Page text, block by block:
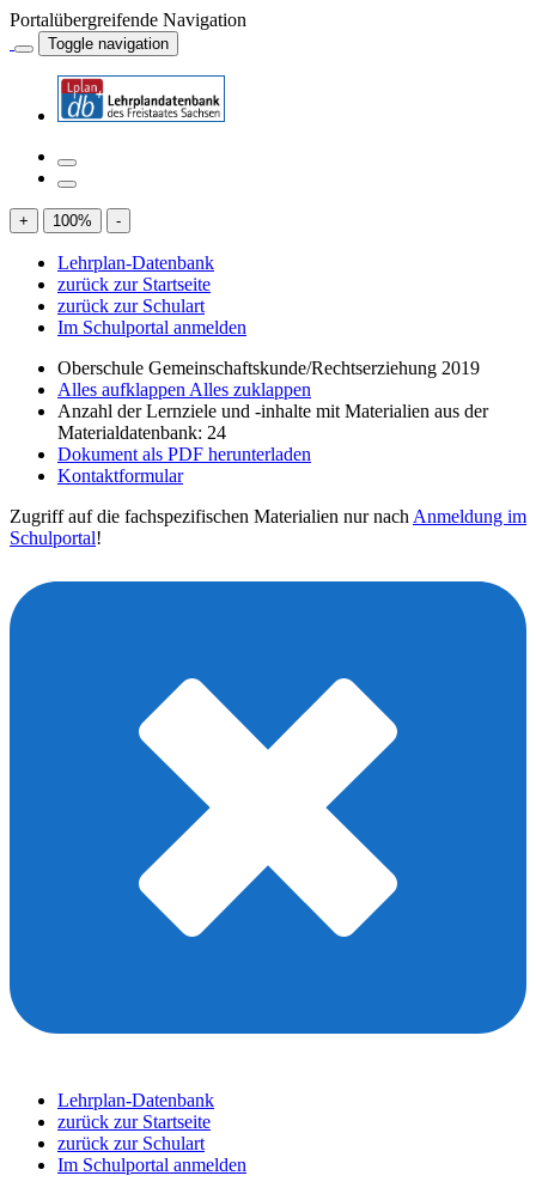
Portalübergreifende Navigation
Toggle navigation
+ 100% -
Lehrplan-Datenbank
zurück zur Startseite
zurück zur Schulart
Im Schulportal anmelden
Oberschule Gemeinschaftskunde/Rechtserziehung 2019
Alles aufklappen Alles zuklappen
Anzahl der Lernziele und -inhalte mit Materialien aus der
Materialdatenbank: 24
Dokument als PDF herunterladen
Kontaktformular
Zugriff auf die fachspezifischen Materialien nur nach Anmeldung im
Schulportal!
Lehrplan-Datenbank
zurück zur Startseite
zurück zur Schulart
Im Schulportal anmelden